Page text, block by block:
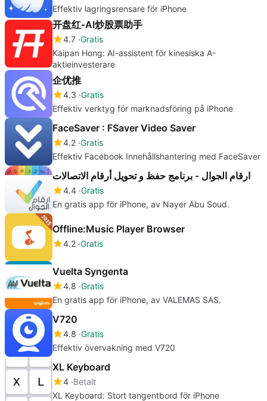
Effektiv lagringsrensare för iPhone
开盘红-AI炒股票助手
4.7 Gratis
Kaipan Hong: AI-assistent för kinesiska A-
aktieinvesterare
企优推
4.3 Gratis
Effektiv verktyg för marknadsföring på iPhone
FaceSaver : FSaver Video Saver
4.2 Gratis
Effektiv Facebook Innehållshantering med FaceSaver
ارقام الجوال - برنامج حفظ و تحويل أرقام الاتصالات
4.4 Gratis
En gratis app för iPhone, av Nayer Abu Soud.
Offline:Music Player Browser
4.2 Gratis
Vuelta Syngenta
4.8 Gratis
En gratis app för iPhone, av VALEMAS SAS.
V720
4.8 Gratis
Effektiv övervakning med V720
XL Keyboard
4 Betalt
XL Keyboard: Stort tangentbord för iPhone